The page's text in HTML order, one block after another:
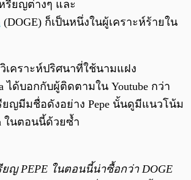
รียญต่างๆ และ
(DOGE) ก็เป็นหนึ่งในผู้เคราะห์ร้ายใน
เคราะห์ปริศนาที่ใช้นามแฝง
ได้บอกกับผู้ติดตามใน Youtube กว่า
ยญมีมชื่อดังอย่าง Pepe นั้นดูมีแนวโน้ม
ในตอนนี้ด้วยซ้ำ
ญ PEPE ในตอนนี้น่าซื้อกว่า DOGE